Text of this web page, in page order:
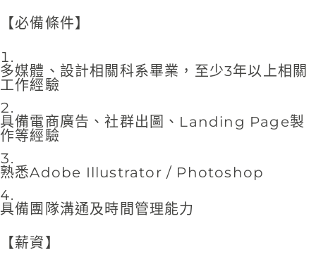
【必備條件】
多媒體、設計相關科系畢業，至少3年以上相關
工作經驗
具備電商廣告、社群出圖、Landing Page製
作等經驗
熟悉Adobe Illustrator / Photoshop
具備團隊溝通及時間管理能力
【薪資】